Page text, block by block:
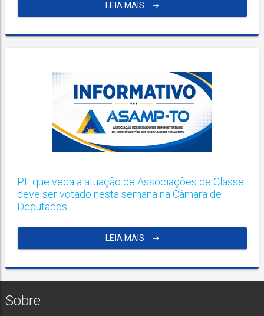
LEIA MAIS
PL que veda a atuação de Associações de Classe
deve ser votado nesta semana na Câmara de
Deputados
LEIA MAIS
Sobre